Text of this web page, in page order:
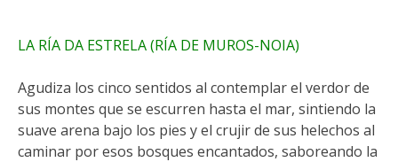
LA RÍA DA ESTRELA (RÍA DE MUROS-NOIA)
Agudiza los cinco sentidos al contemplar el verdor de
sus montes que se escurren hasta el mar, sintiendo la
suave arena bajo los pies y el crujir de sus helechos al
caminar por esos bosques encantados, saboreando la